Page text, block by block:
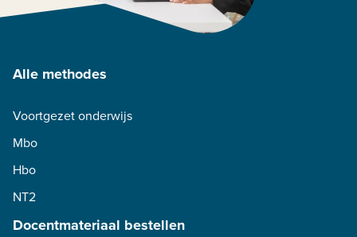
Alle methodes
Voortgezet onderwijs
Mbo
Hbo
NT2
Docentmateriaal bestellen